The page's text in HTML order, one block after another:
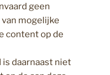
geen
mogelijke
content op de
is daarnaast niet